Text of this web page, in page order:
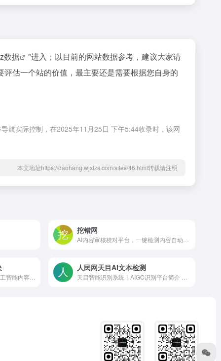
数据
"进入；以目前的网站数据参考，建议大家请
估一个站的价值，最主要还是需要根据您自身的
航实际控制，在2025年11月25日 下午5:44收录时，该网
本文地址https://daohang.wjxlzs.com/sites/46.html转载请注明
挖错网
人民网天目AI文本检测